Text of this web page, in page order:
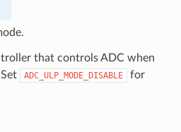
that controls ADC when
ADC_ULP_MODE_DISABLE
for